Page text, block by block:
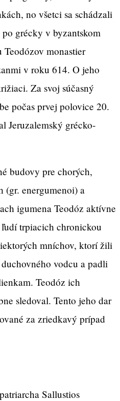
no všetci sa schádzali
grécky v byzantskom
monastier
v roku 614. O jeho
Za svoj súčasný
počas prvej polovice 20.
Jeruzalemský grécko-
budovy pre chorých,
(gr. energumenoi) a
igumena Teodóz aktívne
trpiacich chronickou
mníchov, ktorí žili
vodcu a padli
Teodóz ich
sledoval. Tento jeho dar
za zriedkavý prípad
Sallustios